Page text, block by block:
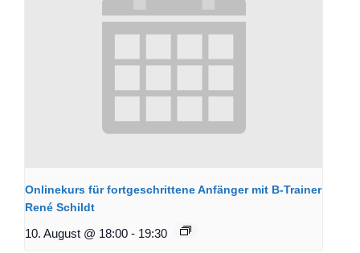
Onlinekurs für fortgeschrittene Anfänger mit B-Trainer
René Schildt
10. August @ 18:00 - 19:30